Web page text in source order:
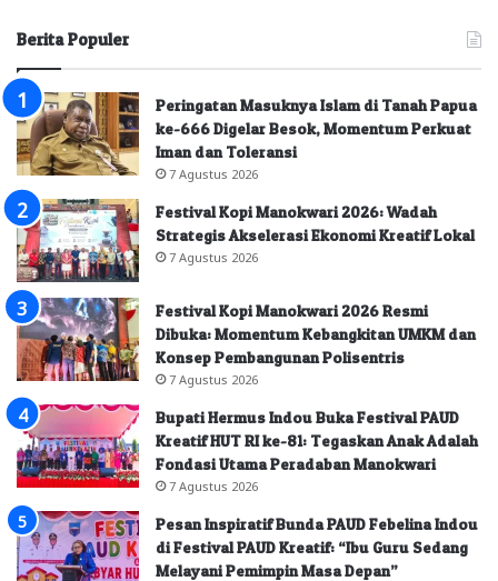
Berita Populer
Peringatan Masuknya Islam di Tanah Papua
ke-666 Digelar Besok, Momentum Perkuat
Iman dan Toleransi
7 Agustus 2026
Festival Kopi Manokwari 2026: Wadah
Strategis Akselerasi Ekonomi Kreatif Lokal
7 Agustus 2026
Festival Kopi Manokwari 2026 Resmi
Dibuka: Momentum Kebangkitan UMKM dan
Konsep Pembangunan Polisentris
7 Agustus 2026
Bupati Hermus Indou Buka Festival PAUD
Kreatif HUT RI ke-81: Tegaskan Anak Adalah
Fondasi Utama Peradaban Manokwari
7 Agustus 2026
Pesan Inspiratif Bunda PAUD Febelina Indou
di Festival PAUD Kreatif: “Ibu Guru Sedang
Melayani Pemimpin Masa Depan”